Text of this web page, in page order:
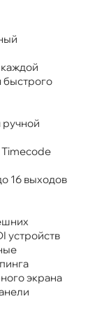
быстрого
ручной
16 выходов
устройств
экрана